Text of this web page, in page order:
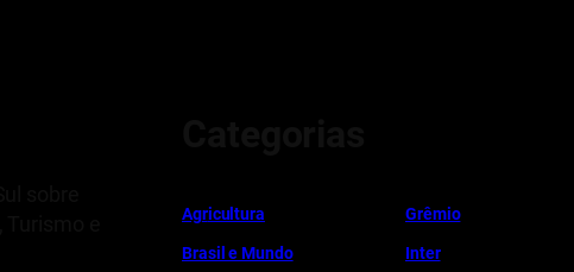
Agricultura
Brasil e Mundo
Grêmio
Inter